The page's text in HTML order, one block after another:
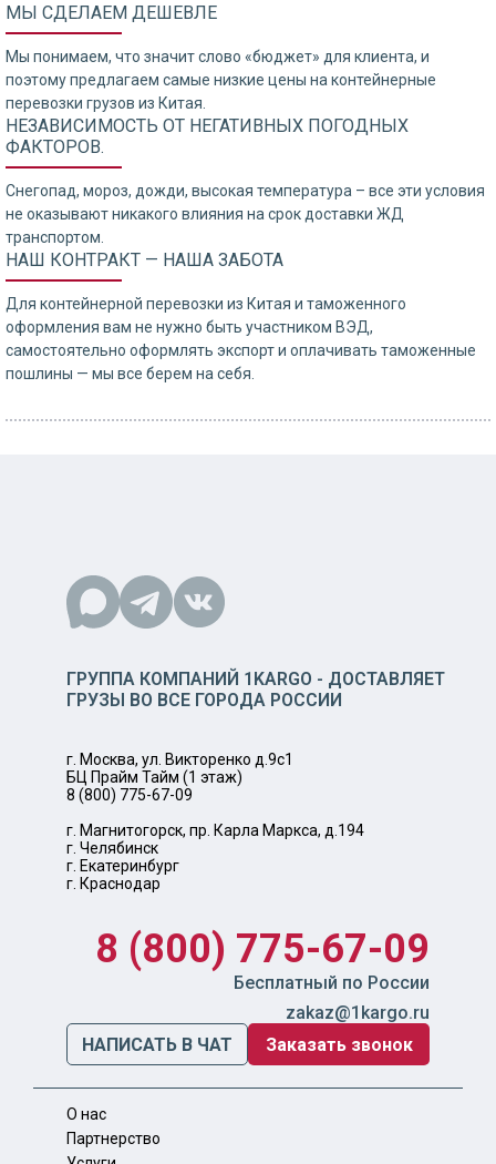
МЫ СДЕЛАЕМ ДЕШЕВЛЕ
Мы понимаем, что значит слово «бюджет» для клиента, и
поэтому предлагаем самые низкие цены на контейнерные
перевозки грузов из Китая.
НЕЗАВИСИМОСТЬ ОТ НЕГАТИВНЫХ ПОГОДНЫХ
ФАКТОРОВ.
Снегопад, мороз, дожди, высокая температура – все эти условия
не оказывают никакого влияния на срок доставки ЖД
транспортом.
НАШ КОНТРАКТ — НАША ЗАБОТА
Для контейнерной перевозки из Китая и таможенного
оформления вам не нужно быть участником ВЭД,
самостоятельно оформлять экспорт и оплачивать таможенные
пошлины — мы все берем на себя.
ГРУППА КОМПАНИЙ 1KARGO - ДОСТАВЛЯЕТ
ГРУЗЫ ВО ВСЕ ГОРОДА РОССИИ
г. Москва, ул. Викторенко д.9с1
БЦ Прайм Тайм (1 этаж)
8 (800) 775-67-09
г. Магнитогорск, пр. Карла Маркса, д.194
г. Челябинск
г. Екатеринбург
г. Краснодар
8 (800) 775-67-09
Бесплатный по России
zakaz@1kargo.ru
НАПИСАТЬ В ЧАТ
Заказать звонок
О нас
Партнерство